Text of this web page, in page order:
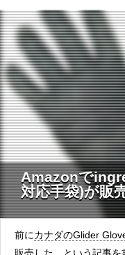
Amazonで
対応手袋)が販
前にカナダのGlider